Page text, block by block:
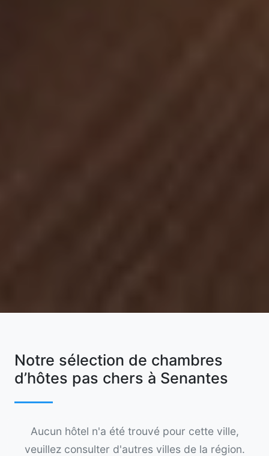
Notre sélection de chambres
d’hôtes pas chers à Senantes
Aucun hôtel n'a été trouvé pour cette ville,
veuillez consulter d'autres villes de la région.